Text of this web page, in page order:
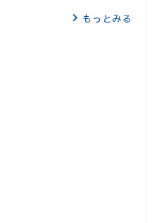
もっとみる